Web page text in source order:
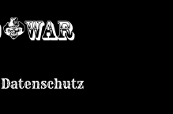
Datenschutz